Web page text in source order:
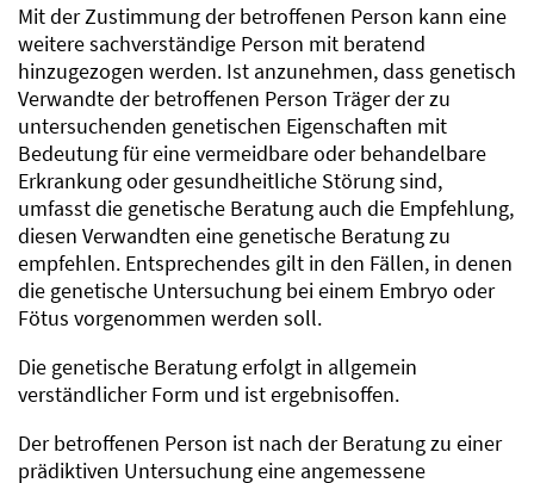
Mit der Zustimmung der betroffenen Person kann eine
weitere sachverständige Person mit beratend
hinzugezogen werden. Ist anzunehmen, dass genetisch
Verwandte der betroffenen Person Träger der zu
untersuchenden genetischen Eigenschaften mit
Bedeutung für eine vermeidbare oder behandelbare
Erkrankung oder gesundheitliche Störung sind,
umfasst die genetische Beratung auch die Empfehlung,
diesen Verwandten eine genetische Beratung zu
empfehlen. Entsprechendes gilt in den Fällen, in denen
die genetische Untersuchung bei einem Embryo oder
Fötus vorgenommen werden soll.
Die genetische Beratung erfolgt in allgemein
verständlicher Form und ist ergebnisoffen.
Der betroffenen Person ist nach der Beratung zu einer
prädiktiven Untersuchung eine angemessene